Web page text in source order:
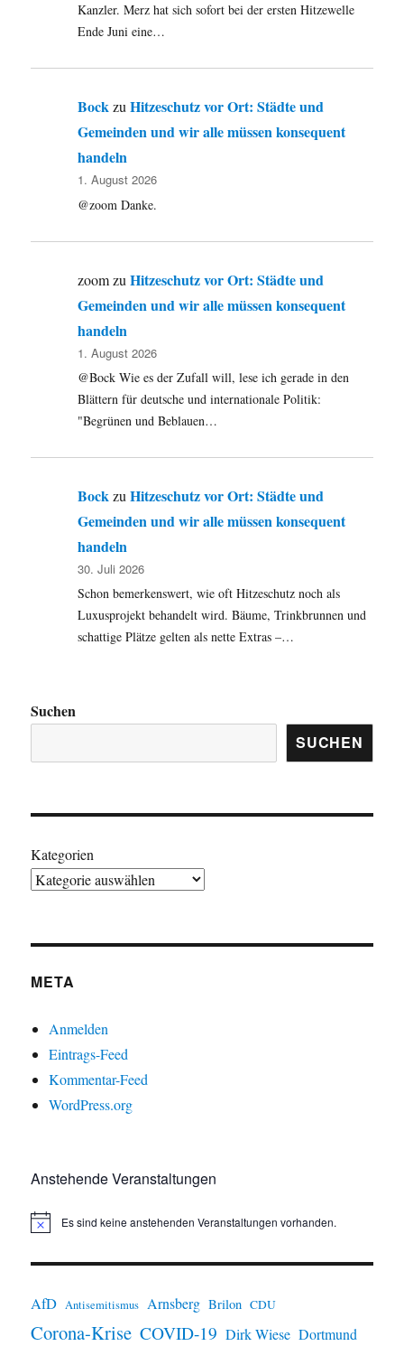
Kanzler. Merz hat sich sofort bei der ersten Hitzewelle
Ende Juni eine…
BockzuHitzeschutz vor Ort: Städte und
Gemeinden und wir alle müssen konsequent
handeln
1. August 2026
@zoom Danke.
zoomzuHitzeschutz vor Ort: Städte und
Gemeinden und wir alle müssen konsequent
handeln
1. August 2026
@Bock Wie es der Zufall will, lese ich gerade in den
Blättern für deutsche und internationale Politik:
"Begrünen und Beblauen…
Bock zuHitzeschutz vor Ort: Städte und
Gemeinden und wir alle müssen konsequent
handeln
30. Juli 2026
Schon bemerkenswert, wie oft Hitzeschutz noch als
Luxusprojekt behandelt wird. Bäume, Trinkbrunnen und
schattige Plätze gelten als nette Extras –…
Suchen
SUCHEN
Kategorien
META
Anmelden
Eintrags-Feed
Kommentar-Feed
WordPress.org
Anstehende Veranstaltungen
H
w
s
Es sind keine anstehenden Veranstaltungen vorhanden.
AfD Antisemitismus Arnsberg Brilon CDU
Corona-Krise COVID-19 Dirk Wiese Dortmund